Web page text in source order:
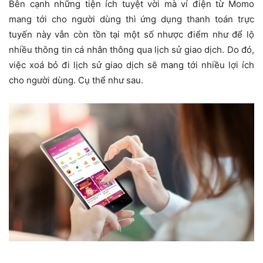
Bên cạnh những tiện ích tuyệt vời mà ví điện từ Momo
mang tới cho người dùng thì ứng dụng thanh toán trực
tuyến này vẫn còn tồn tại một số nhược điểm như để lộ
nhiều thông tin cá nhân thông qua lịch sử giao dịch. Do đó,
việc xoá bỏ đi lịch sử giao dịch sẽ mang tới nhiều lợi ích
cho người dùng. Cụ thể như sau.